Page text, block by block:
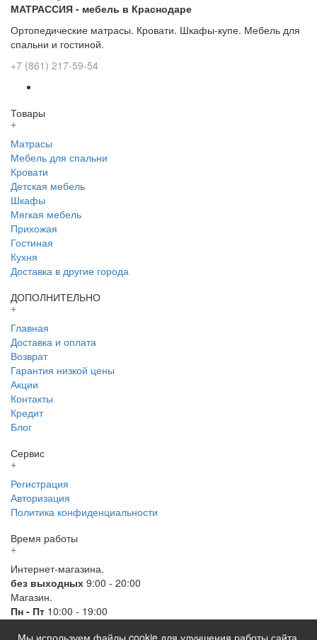
Мы используем файлы cookie для улучшения работы сайта.
МАТРАССИЯ - мебель в Краснодаре
Ортопедические матрасы. Кровати. Шкафы-купе. Мебель для
спальни и гостиной.
+7 (861) 217-59-54
Товары
+
Матрасы
Мебель для спальни
Кровати
Детская мебель
Шкафы
Мягкая мебель
Прихожая
Гостиная
Кухня
Доставка в другие города
ДОПОЛНИТЕЛЬНО
+
Главная
Доставка и оплата
Возврат
Гарантия низкой цены
Акции
Контакты
Кредит
Блог
Сервис
+
Регистрация
Авторизация
Политика конфиденциальности
Время работы
+
Интернет-магазина.
без выходных 9:00 - 20:00
Магазин.
Пн - Пт 10:00 - 19:00